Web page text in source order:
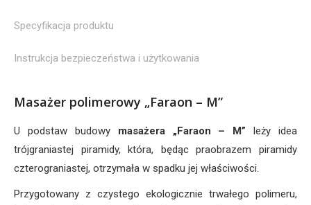
Specyfikacja produktu
Instrukcja bezpieczeństwa i użytkowania
Masażer polimerowy „Faraon – M”
U podstaw budowy masażera „Faraon – M” leży idea
trójgraniastej piramidy, która, będąc praobrazem piramidy
czterograniastej, otrzymała w spadku jej właściwości.
Przygotowany z czystego ekologicznie trwałego polimeru,